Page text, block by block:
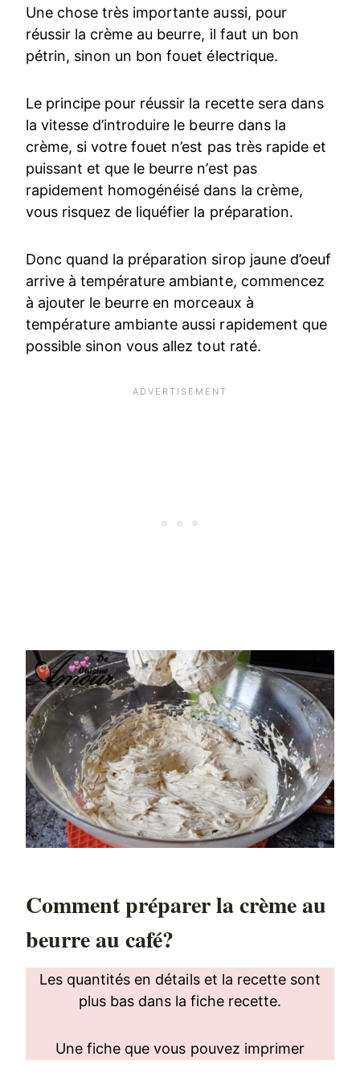
Une chose très importante aussi, pour
réussir la crème au beurre, il faut un bon
pétrin, sinon un bon fouet électrique.
Le principe pour réussir la recette sera dans
la vitesse d’introduire le beurre dans la
crème, si votre fouet n’est pas très rapide et
puissant et que le beurre n’est pas
rapidement homogénéisé dans la crème,
vous risquez de liquéfier la préparation.
Donc quand la préparation sirop jaune d’oeuf
arrive à température ambiante, commencez
à ajouter le beurre en morceaux à
température ambiante aussi rapidement que
possible sinon vous allez tout raté.
Comment préparer la crème au
beurre au café?
Les quantités en détails et la recette sont
plus bas dans la fiche recette.
Une fiche que vous pouvez imprimer